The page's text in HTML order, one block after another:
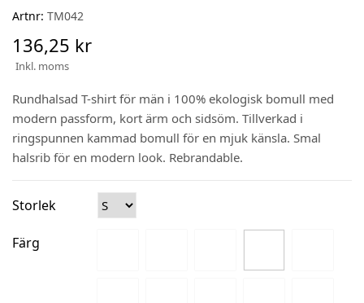
Artnr: TM042
136,25 kr
Inkl. moms
Rundhalsad T-shirt för män i 100% ekologisk bomull med
modern passform, kort ärm och sidsöm. Tillverkad i
ringspunnen kammad bomull för en mjuk känsla. Smal
halsrib för en modern look. Rebrandable.
Storlek
Färg